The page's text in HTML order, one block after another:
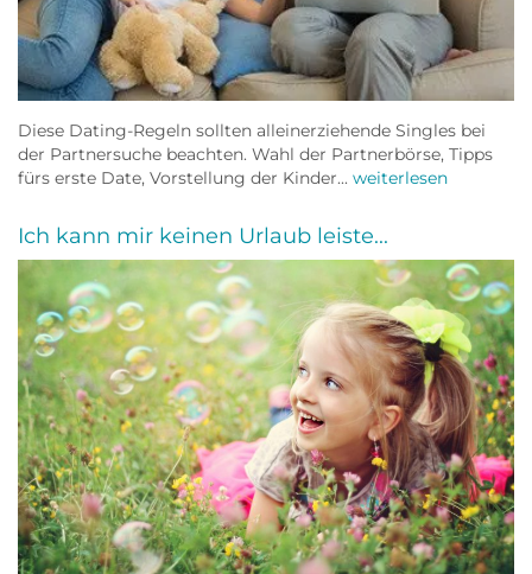
Diese Dating-Regeln sollten alleinerziehende Singles bei
der Partnersuche beachten. Wahl der Partnerbörse, Tipps
fürs erste Date, Vorstellung der Kinder... weiterlesen
Ich kann mir keinen Urlaub leiste...